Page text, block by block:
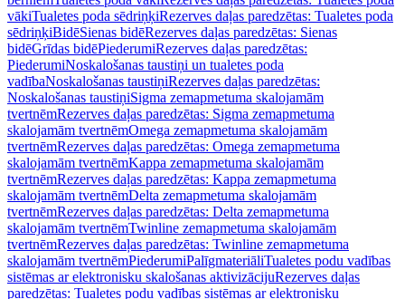
vākiTualetes poda sēdriņķiRezerves daļas paredzētas: Tualetes poda
sēdriņķiBidēSienas bidēRezerves daļas paredzētas: Sienas
bidēGrīdas bidēPiederumiRezerves daļas paredzētas:
PiederumiNoskalošanas taustiņi un tualetes poda
vadībaNoskalošanas taustiņiRezerves daļas paredzētas:
Noskalošanas taustiņiSigma zemapmetuma skalojamām
tvertnēmRezerves daļas paredzētas: Sigma zemapmetuma
skalojamām tvertnēmOmega zemapmetuma skalojamām
tvertnēmRezerves daļas paredzētas: Omega zemapmetuma
skalojamām tvertnēmKappa zemapmetuma skalojamām
tvertnēmRezerves daļas paredzētas: Kappa zemapmetuma
skalojamām tvertnēmDelta zemapmetuma skalojamām
tvertnēmRezerves daļas paredzētas: Delta zemapmetuma
skalojamām tvertnēmTwinline zemapmetuma skalojamām
tvertnēmRezerves daļas paredzētas: Twinline zemapmetuma
skalojamām tvertnēmPiederumiPalīgmateriāliTualetes podu vadības
sistēmas ar elektronisku skalošanas aktivizācijuRezerves daļas
paredzētas: Tualetes podu vadības sistēmas ar elektronisku